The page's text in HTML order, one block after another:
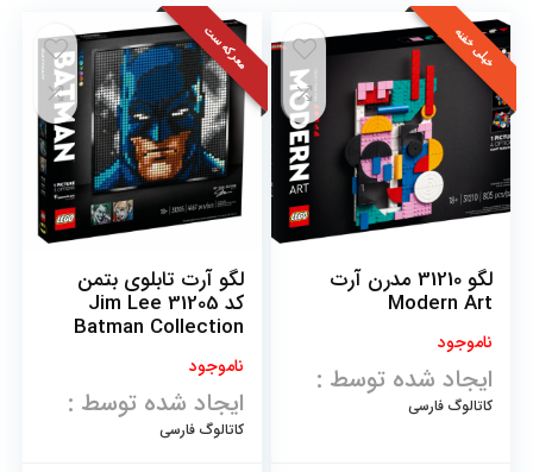
به
زیاد
خیلی خفنه
لگو 31210 مدرن آرت
Modern Art
ناموجود
ایجاد شده توسط :
کاتالوگ فارسی
معرکه ست
لگو آرت تابلوی بتمن
کد 31205 Jim Lee
Batman Collection
ناموجود
ایجاد شده توسط :
کاتالوگ فارسی